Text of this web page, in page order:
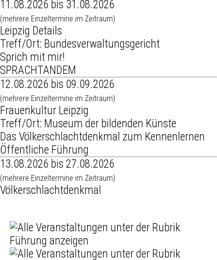
11.08.2026 bis 31.08.2026
(mehrere Einzeltermine im Zeitraum)
Leipzig Details
Treff/Ort: Bundesverwaltungsgericht
Sprich mit mir!
SPRACHTANDEM
12.08.2026 bis 09.09.2026
(mehrere Einzeltermine im Zeitraum)
Frauenkultur Leipzig
Treff/Ort: Museum der bildenden Künste
Das Völkerschlachtdenkmal zum Kennenlernen
Öffentliche Führung
13.08.2026 bis 27.08.2026
(mehrere Einzeltermine im Zeitraum)
Völkerschlachtdenkmal